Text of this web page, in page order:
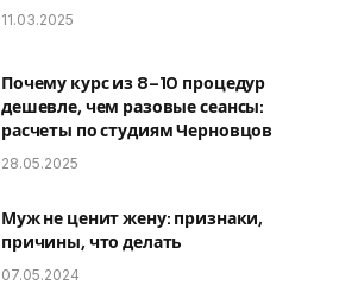
11.03.2025
Почему курс из 8–10 процедур
дешевле, чем разовые сеансы:
расчеты по студиям Черновцов
28.05.2025
Муж не ценит жену: признаки,
причины, что делать
07.05.2024